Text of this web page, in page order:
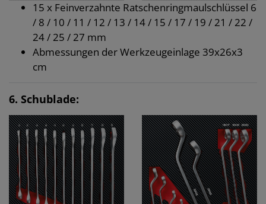
15 x Feinverzahnte Ratschenringmaulschlüssel 6
/ 8 / 10 / 11 / 12 / 13 / 14 / 15 / 17 / 19 / 21 / 22 /
24 / 25 / 27 mm
Abmessungen der Werkzeugeinlage 39x26x3
cm
6. Schublade: